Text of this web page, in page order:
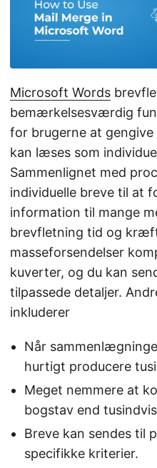
Microsoft Words
bemærkelsesværdig
for brugerne at
kan læses som
Sammenlignet med
individuelle breve til at
information til mange
brevfletning tid og
masseforsendelser
kuverter, og du kan
tilpassede detaljer.
inkluderer
Når
hurtigt producere
Meget nemmere at
bogstav end
Breve kan sendes til
specifikke kriterier.